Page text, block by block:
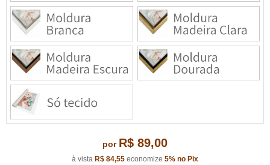
por R$ 89,00
à vista R$ 84,55 economize 5% no Pix